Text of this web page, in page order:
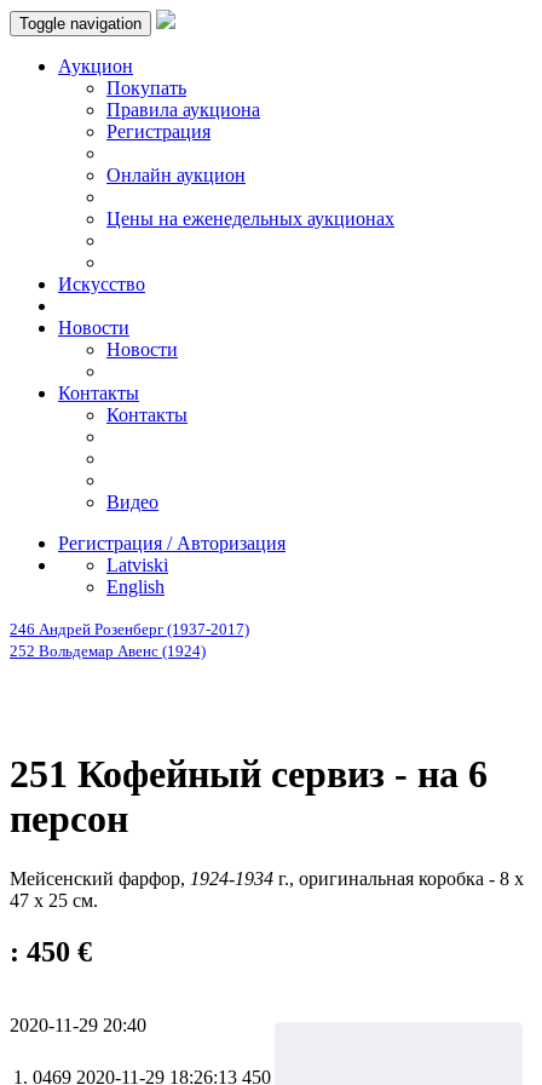
Toggle navigation
Аукцион
Пoкупать
Правила аукциона
Регистрация
Онлайн аукцион
Цены на еженедельных аукционах
Искусствo
Новости
Новости
Контакты
Контакты
Видео
Регистрация / Авторизация
Latviski
English
246 Андрей Розенберг (1937-2017)
252 Вольдемар Авенс (1924)
251 Кофейный сервиз - на 6
персон
Мейсенский фарфор, 1924-1934 г., оригинальная коробка - 8 x
47 x 25 см.
: 450 €
2020-11-29 20:40
1. 0469 2020-11-29 18:26:13 450 €